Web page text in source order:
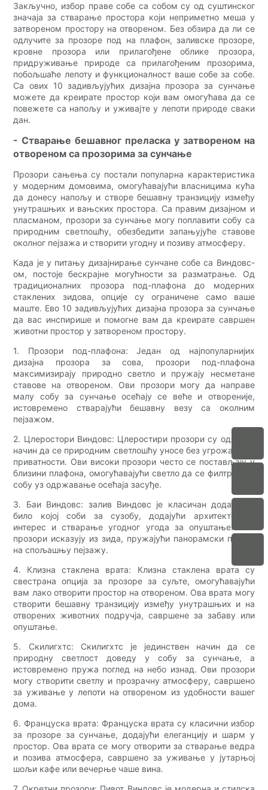
Закључно, избор праве собе са собом су од суштинског
значаја за стварање простора који неприметно меша у
затвореном простору на отвореном. Без обзира да ли се
одлучите за прозоре под на плафон, заливске прозоре,
кровне прозора или прилагођене облике прозора,
придруживање природе са прилагођеним прозорима,
побољшаће лепоту и функционалност ваше собе за собе.
Са ових 10 задивљујућих дизајна прозора за сунчање
можете да креирате простор који вам омогућава да се
повежете са напољу и уживајте у лепоти природе сваки
дан.
- Стварање бешавног преласка у затвореном на
отвореном са прозорима за сунчање
Прозори сањења су постали популарна карактеристика
у модерним домовима, омогућавајући власницима кућа
да донесу напољу и створе бешавну транзицију између
унутрашњих и вањских простора. Са правим дизајном и
пласманом, прозори за сунчање могу поплавити собу са
природним светлошћу, обезбедити запањујуће ставове
околног пејзажа и створити угодну и позиву атмосферу.
Када је у питању дизајнирање сунчане собе са Виндовс-
ом, постоје бескрајне могућности за разматрање. Од
традиционалних прозора под-плафона до модерних
стаклених зидова, опције су ограничене само ваше
маште. Ево 10 задивљујућих дизајна прозора за сунчање
да вас инспирише и помогне вам да креирате савршен
животни простор у затвореном простору.
1. Прозори под-плафона: Један од најпопуларнијих
дизајна прозора за сова, прозори под-плафона
максимизирају природно светло и пружају несметане
ставове на отвореном. Ови прозори могу да направе
малу собу за сунчање осећају се веће и отвореније,
истовремено стварајући бешавну везу са околним
пејзажом.
2. Цлеростори Виндовс: Цлеростири прозори су одличан
начин да се природним светлошћу уносе без угрожавања
приватности. Ови високи прозори често се постављају у
близини плафона, омогућавајући светло да се филтрира у
собу уз одржавање осећаја засуђе.
3. Баи Виндовс: залив Виндовс је класичан додатак у
било којој соби за сузобу, додајући архитектонски
интерес и стварање угодног угода за опуштање. Ови
прозори исказују из зида, пружајући панорамски поглед
на спољашњу пејзажу.
4. Клизна стаклена врата: Клизна стаклена врата су
свестрана опција за прозоре за суљте, омогућавајући
вам лако отворити простор на отвореном. Ова врата могу
створити бешавну транзицију између унутрашњих и на
отворених животних подручја, савршене за забаву или
опуштање.
5. Скилигхтс: Скилигхтс је јединствен начин да се
природну светлост доведу у собу за сунчање, а
истовремено пружа поглед на небо изнад. Ови прозори
могу створити светлу и прозрачну атмосферу, савршено
за уживање у лепоти на отвореном из удобности вашег
дома.
6. Француска врата: Француска врата су класични избор
за прозоре за сунчање, додајући елеганцију и шарм у
простор. Ова врата се могу отворити за стварање ведра
и позива атмосфера, савршено за уживање у јутарњој
шољи кафе или вечерње чаше вина.